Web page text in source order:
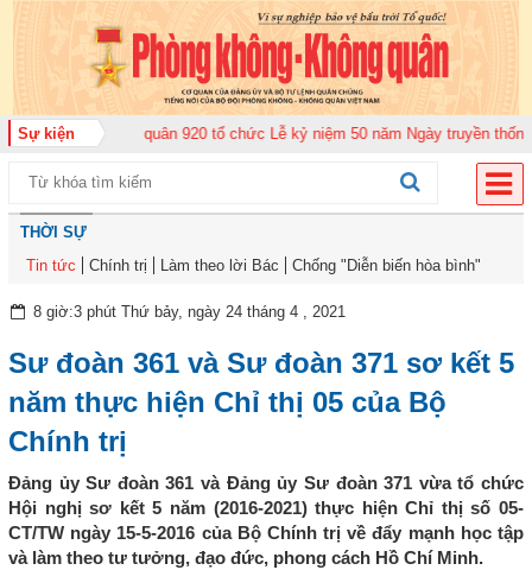
Sự kiện
đoàn Không quân 920 tổ chức Lễ kỷ niệm 50 năm Ngày truyền thống (12-
THỜI SỰ
Tin tức
Chính trị Làm theo lời Bác Chống "Diễn biến hòa bình"
8 giờ:3 phút Thứ bảy, ngày 24 tháng 4 , 2021
Sư đoàn 361 và Sư đoàn 371 sơ kết 5
năm thực hiện Chỉ thị 05 của Bộ
Chính trị
Đảng ủy Sư đoàn 361 và Đảng ủy Sư đoàn 371 vừa tổ chức
Hội nghị sơ kết 5 năm (2016-2021) thực hiện Chỉ thị số 05-
CT/TW ngày 15-5-2016 của Bộ Chính trị về đẩy mạnh học tập
và làm theo tư tưởng, đạo đức, phong cách Hồ Chí Minh.